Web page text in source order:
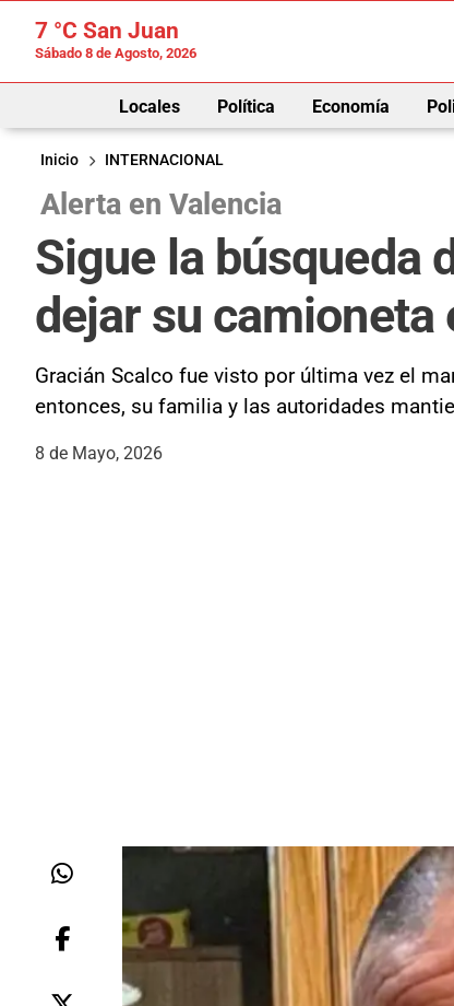
7 °C San Juan
Sábado 8 de Agosto, 2026
Locales Política Economía
Inicio
INTERNACIONAL
Alerta en Valencia
Sigue la búsqueda
dejar su camioneta
Gracián Scalco fue visto por última vez el
entonces, su familia y las autoridades
8 de Mayo, 2026